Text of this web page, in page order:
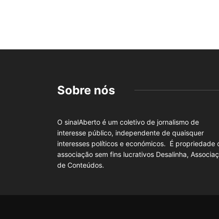
Sobre nós
O sinalAberto é um coletivo de jornalismo de
interesse público, independente de quaisquer
interesses políticos e económicos. É propriedade
associação sem fins lucrativos Desalinha,
de Conteúdos.